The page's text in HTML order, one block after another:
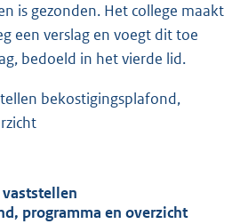
is gezonden. Het college maakt
een verslag en voegt dit toe
bedoeld in het vierde lid.
bekostigingsplafond,
programma en overzicht